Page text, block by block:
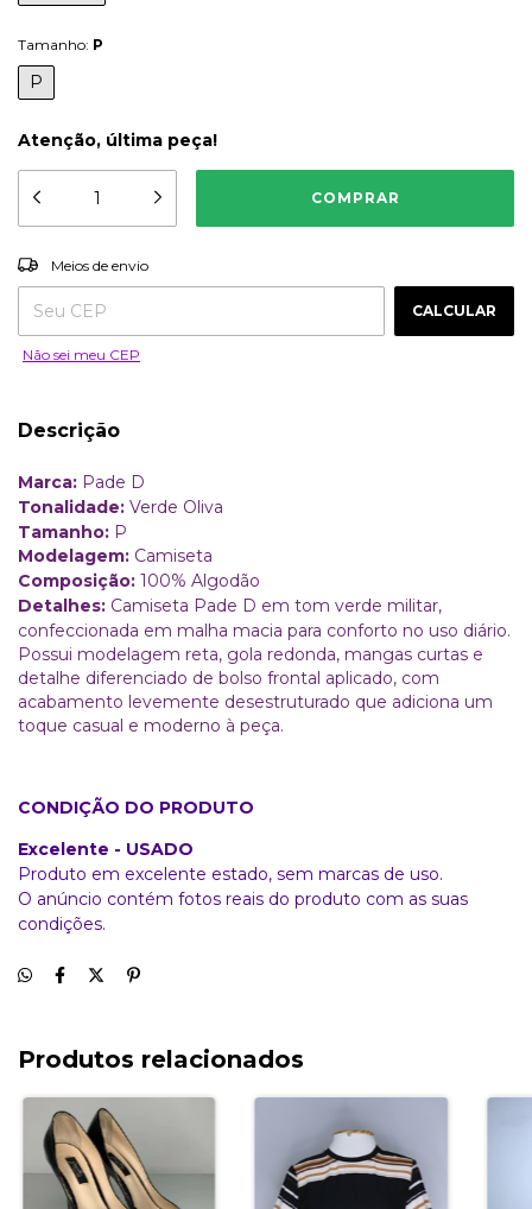
Tamanho: P
P
Atenção, última peça!
Entregas para o CEP:
Meios de envio
CALCULAR
Não sei meu CEP
Descrição
Marca: Pade D
Tonalidade: Verde Oliva
Tamanho: P
Modelagem: Camiseta
Composição: 100% Algodão
Detalhes: Camiseta Pade D em tom verde militar,
confeccionada em malha macia para conforto no uso diário.
Possui modelagem reta, gola redonda, mangas curtas e
detalhe diferenciado de bolso frontal aplicado, com
acabamento levemente desestruturado que adiciona um
toque casual e moderno à peça.
CONDIÇÃO DO PRODUTO
Excelente - USADO
Produto em excelente estado, sem marcas de uso.
O anúncio contém fotos reais do produto com as suas
condições.
Produtos relacionados